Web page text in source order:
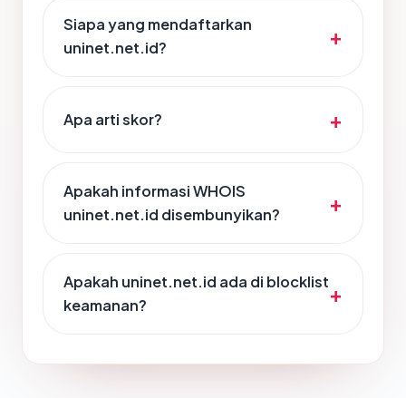
Siapa yang mendaftarkan
uninet.net.id?
Apa arti skor?
Apakah informasi WHOIS
uninet.net.id disembunyikan?
Apakah uninet.net.id ada di blocklist
keamanan?